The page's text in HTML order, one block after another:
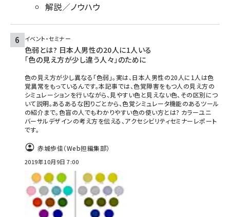
解説／ノウハウ
イベント・セミナー
色弱とは? 日本人男性の20人に1人いる
「色の見え方が少し違う人々」のために
色の見え方が少し異なる「色弱」。実は、日本人男性の20人に1人は色
覚異常をもっているんです。本記事では、色覚障害をもつ人の見え方の
シミュレーションを行いながら、見やすい色と見えない色、その区別につ
いて説明。あるあるな困りごとから、色覚シミュレータ機能のあるツール
の紹介まで。色盲の人でもわかりやすい色の使い方とは? カラーユニ
バーサルデザインの考え方を伝える、アクセシビリティセミナーレポート
です。
赤城歩佳（Web担編集部）
2019年10月9日 7:00